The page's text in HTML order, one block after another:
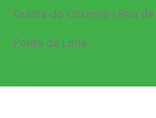
Quinta do Cruzeiro | Rua
Ponte de Lima